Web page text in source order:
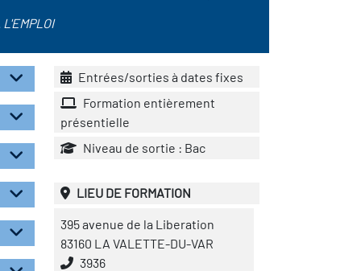
Entrées/sorties à dates fixes
Formation entièrement
présentielle
Niveau de sortie : Bac
LIEU DE FORMATION
395 avenue de la Liberation
83160 LA VALETTE-DU-VAR
3936